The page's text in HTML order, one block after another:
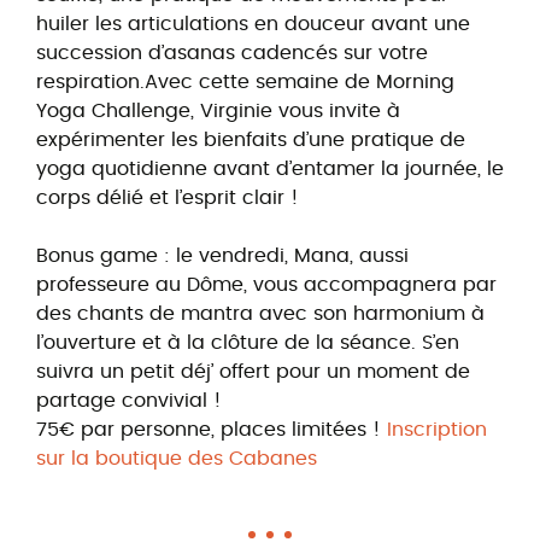
huiler les articulations en douceur avant une
succession d’asanas cadencés sur votre
respiration.Avec cette semaine de Morning
Yoga Challenge, Virginie vous invite à
expérimenter les bienfaits d’une pratique de
yoga quotidienne avant d’entamer la journée, le
corps délié et l’esprit clair !
Bonus game : le vendredi, Mana, aussi
professeure au Dôme, vous accompagnera par
des chants de mantra avec son harmonium à
l’ouverture et à la clôture de la séance. S’en
suivra un petit déj’ offert pour un moment de
partage convivial !
75€ par personne, places limitées !
Inscription
sur la boutique des Cabanes